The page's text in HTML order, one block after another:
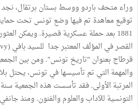
وراء متحف باردو ووسط بستان برتقال،
1881 بعد حملة عسكرية قصيرة. ويمكن
قرطاج بعنوان "تاريخ تونس". ومن بين
والمهمة التي تم تأسيسها في تونس، يحتل